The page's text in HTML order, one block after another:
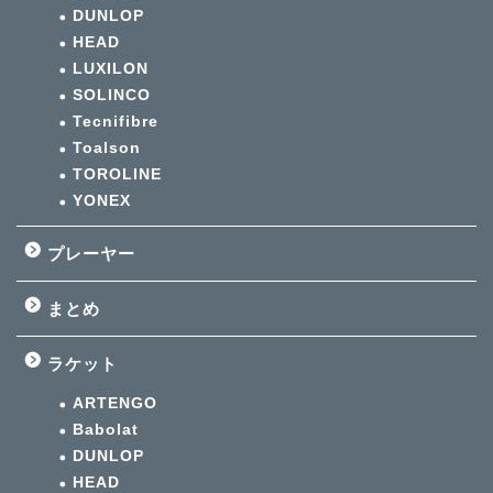
DUNLOP
HEAD
LUXILON
SOLINCO
Tecnifibre
Toalson
TOROLINE
YONEX
プレーヤー
まとめ
ラケット
ARTENGO
Babolat
DUNLOP
HEAD